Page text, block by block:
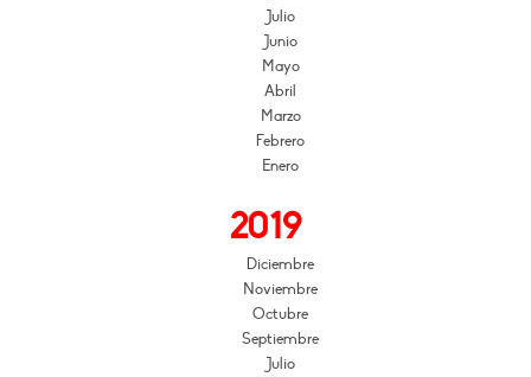
Julio
Junio
Mayo
Abril
Marzo
Febrero
Enero
2019
Diciembre
Noviembre
Octubre
Septiembre
Julio